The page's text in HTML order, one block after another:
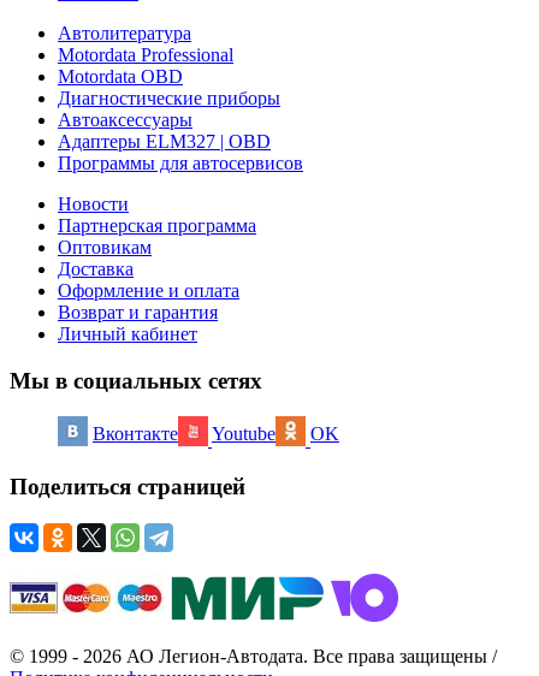
Автолитература
Motordata Professional
Motordata OBD
Диагностические приборы
Автоаксессуары
Адаптеры ELM327 | OBD
Программы для автосервисов
Новости
Партнерская программа
Оптовикам
Доставка
Оформление и оплата
Возврат и гарантия
Личный кабинет
Мы в социальных сетях
Вконтакте Youtube OK
Поделиться страницей
© 1999 - 2026 АО Легион-Автодата. Все права защищены /